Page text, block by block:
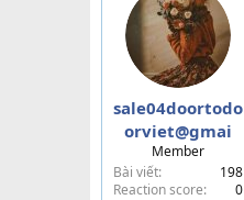
sale04doortodo
orviet@gmai
Member
Bài viết
198
Reaction score
0